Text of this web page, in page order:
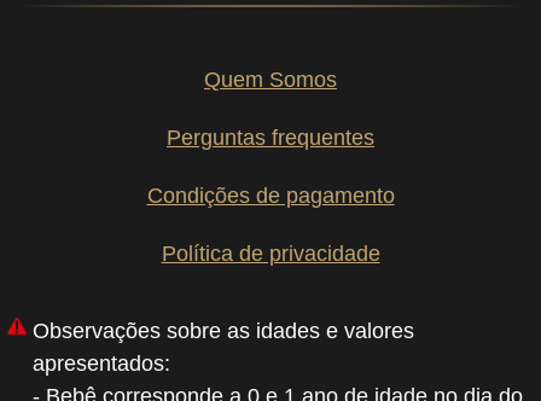
Quem Somos
Perguntas frequentes
Condições de pagamento
Política de privacidade
Observações sobre as idades e valores
apresentados:
- Bebê corresponde a 0 e 1 ano de idade no dia do